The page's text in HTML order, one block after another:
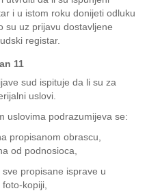
i u istom roku donijeti odluku
su uz prijavu dostavljene
registar.
11
sud ispituje da li su za
uslovi.
uslovima podrazumijeva se:
propisanom obrascu,
od podnosioca,
propisane isprave u
kopiji,